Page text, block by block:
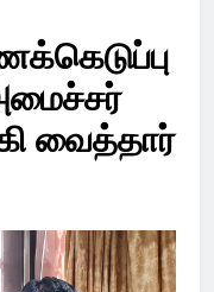
News,
–
வைத்தார்